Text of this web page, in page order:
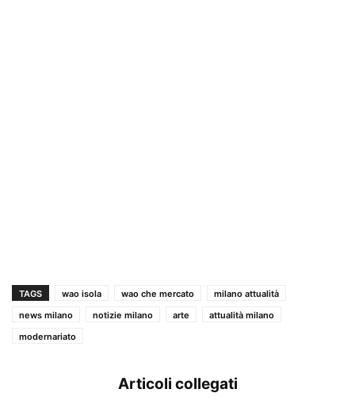
TAGS wao isola wao che mercato
milano attualità
news milano
notizie milano arte
attualità milano
modernariato
Articoli collegati